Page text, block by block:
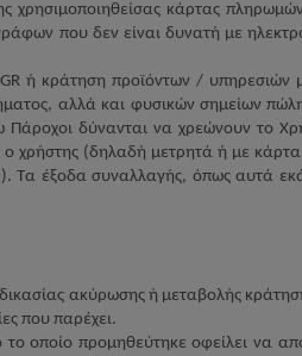
κάρτας
που δεν είναι δυνατή με
GRή κράτηση προϊόντων / υπηρεσιών
αλλά και φυσικών σημείων
δύνανται να χρεώνουν το
χρήστης (δηλαδή μετρητά ή με
Τα έξοδα συναλλαγής, όπως αυτά
ακύρωσης ή μεταβολής
που παρέχει.
προμηθεύτηκε οφείλει να